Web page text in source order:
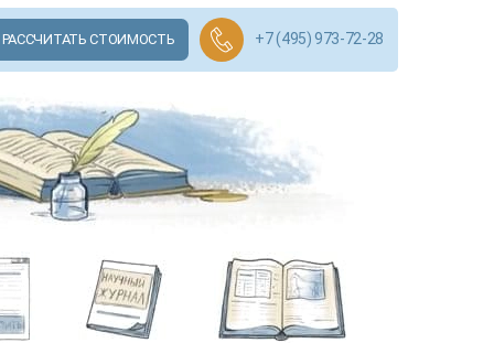
РАССЧИТАТЬ СТОИМОСТЬ +7 (495) 973-72-28